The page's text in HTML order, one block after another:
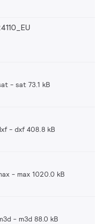
sat 73.1 kB
dxf 408.8 kB
max 1020.0 kB
m3d 88.0 kB